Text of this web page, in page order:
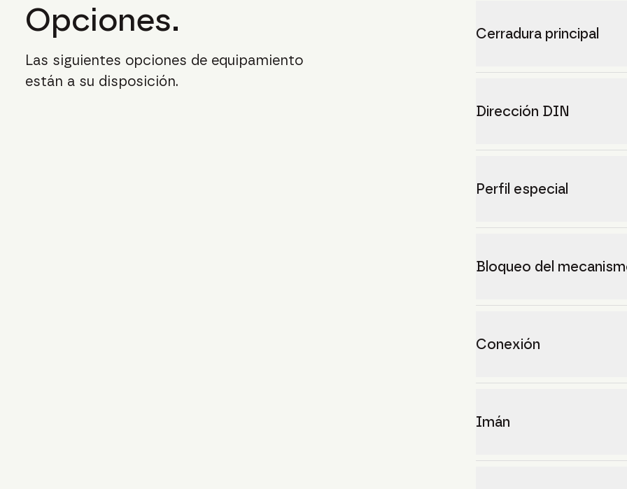
Opciones.
Las siguientes opciones de equipamiento
están a su disposición.
Cerradura principal
Dirección DIN
Perfil especial
Bloqueo del
Conexión
Imán